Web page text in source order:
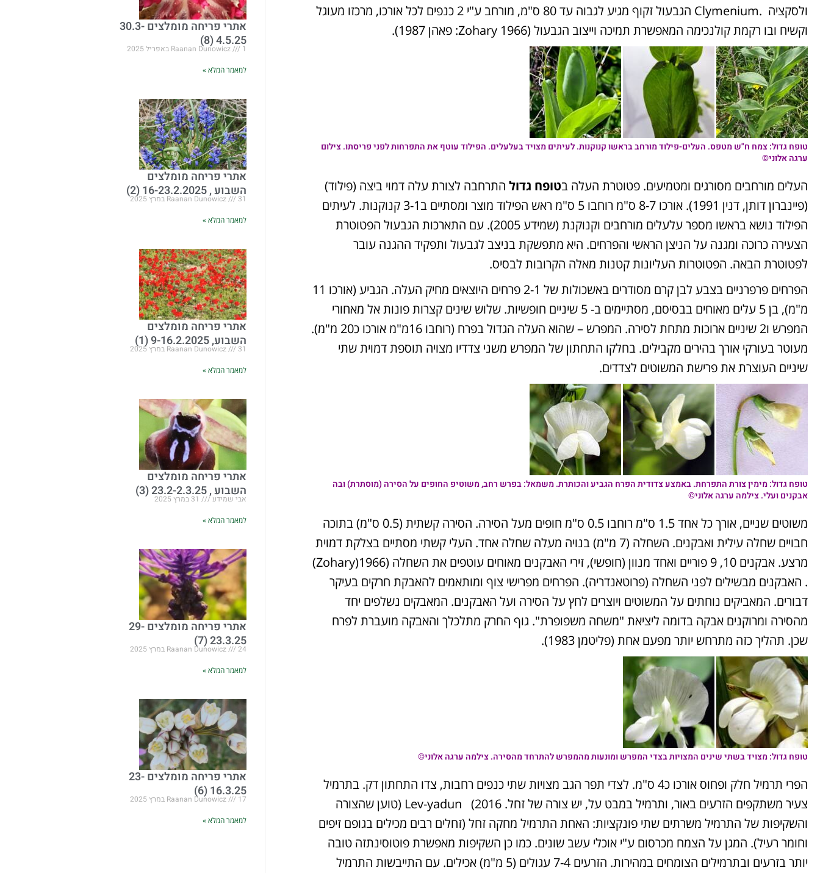
ולסקציה .Clymenium הגבעול זקוף מגיע לגבוה עד 80 ס"מ, מורחב ע"י 2 כנפים לכל אורכו, מרכזו מעוגל
וקשיח ובו רקמת קולנכימה המאפשרת תמיכה וייצוב הגבעול (1966 Zohary: פאהן 1987).
טופח גדול: צמח ח"ש מטפס. העלים-פילוד מורחב בראשו קנוקנות. לעיתים מצויד בעלעלים. הפילוד עוטף את התפרחות לפני פריסתו. צילום
ערגה אלוני©
העלים מורחבים מסורגים ומטמיעים. פטוטרת העלה בטופח גדול התרחבה לצורת עלה דמוי ביצה (פילוד)
(פיינברון דותן, דנין 1991). אורכו 8-7 ס"מ רוחבו 5 ס"מ ראש הפילוד מוצר ומסתיים ב3-1 קנוקנות. לעיתים
הפילוד נושא בראשו מספר עלעלים מורחבים וקנוקנת (שמידע 2005). עם התארכות הגבעול הפטוטרת
הצעירה כרוכה ומגנה על הניצן הראשי והפרחים. היא מתפשקת בניצב לגבעול ותפקיד ההגנה עובר
לפטוטרת הבאה. הפטוטרות העליונות קטנות מאלה הקרובות לבסיס.
הפרחים פרפרניים בצבע לבן קרם מסודרים באשכולות של 2-1 פרחים היוצאים מחיק העלה. הגביע (אורכו 11
מ"מ), בן 5 עלים מאוחים בבסיסם, מסתיימים ב- 5 שיניים חופשיות. שלוש שינים קצרות פונות אל מאחורי
המפרש ו2 שיניים ארוכות מתחת לסירה. המפרש – שהוא העלה הגדול בפרח (רוחבו 16מ"מ אורכו כ20 מ"מ).
מעוטר בעורקי אורך בהירים מקבילים. בחלקו התחתון של המפרש משני צדדיו מצויה תוספת דמוית שתי
שיניים העוצרת את פרישת המשוטים לצדדים.
טופח גדול: מימין צורת התפרחת. באמצע צדודית הפרח הגביע והכותרת. משמאל: בפרש רחב, משוטיפ החופים על הסירה (מוסתרת) ובה
אבקנים ועלי. צילמה ערגה אלוני©
משוטים שניים, אורך כל אחד 1.5 ס"מ רוחבו 0.5 ס"מ חופים מעל הסירה. הסירה קשתית (0.5 ס"מ) בתוכה
חבויים שחלה עילית ואבקנים. השחלה (7 מ"מ) בנויה מעלה שחלה אחד. העלי קשתי מסתיים בצלקת דמוית
מרצע. אבקנים 10, 9 פוריים ואחד מנוון (חופשי), זירי האבקנים מאוחים עוטפים את השחלה (1966(Zohary)
. האבקנים מבשילים לפני השחלה (פרוטאנדריה). הפרחים מפרישי צוף ומותאמים להאבקת חרקים בעיקר
דבורים. המאביקים נוחתים על המשוטים ויוצרים לחץ על הסירה ועל האבקנים. המאבקים נשלפים יחד
מהסירה ומרוקנים אבקה בדומה ליציאת "משחה משפופרת". גוף החרק מתלכלך והאבקה מועברת לפרח
שכן. תהליך כזה מתרחש יותר מפעם אחת (פליטמן 1983).
טופח גדול:מצויד בשתי שינים המצויות בצדי המפרש ומונעות מהמפרש להתרחד מהסירה. צילמה ערגה אלוני©
הפרי תרמיל חלק ופחוס אורכו כ4 ס"מ. לצדי תפר הגב מצויות שתי כנפים רחבות, צדו התחתון דק. בתרמיל
צעיר משתקפים הזרעים באור, ותרמיל במבט על, יש צורה של זחל. Lev-yadun (2016 (טוען שהצורה
והשקיפות של התרמיל משרתים שתי פונקציות: האחת התרמיל מחקה זחל (זחלים רבים מכילים בגופם זיפים
וחומר רעיל). המגן על הצמח מכרסום ע"י אוכלי עשב שונים. כמו כן השקיפות מאפשרת פוטוסינתזה טובה
יותר בזרעים ובתרמילים הצומחים במהירות. הזרעים 7-4 עגולים (5 מ"מ) אכילים. עם התייבשות התרמיל
אתרי פריחה מומלצים 30.3-
4.5.25 (8)
Raanan Dunowicz 1 באפריל 2025
למאמר המלא »
אתרי פריחה מומלצים
השבוע , 16-23.2.2025 (2)Raanan Dunowicz 31 במרץ 2025
למאמר המלא »
אתרי פריחה מומלצים
השבוע, 9-16.2.2025 (1)Raanan Dunowicz 31 במרץ 2025
למאמר המלא »
אתרי פריחה מומלצים
השבוע , 23.2-2.3.25 (3)
אבי שמידע
למאמר המלא »
אתרי פריחה מומלצים 29-
23.3.25 (7)
Raanan Dunowicz 24 במרץ 2025
למאמר המלא »
אתרי פריחה מומלצים 23-
16.3.25 (6)
Raanan Dunowicz 17 במרץ 2025
למאמר המלא »